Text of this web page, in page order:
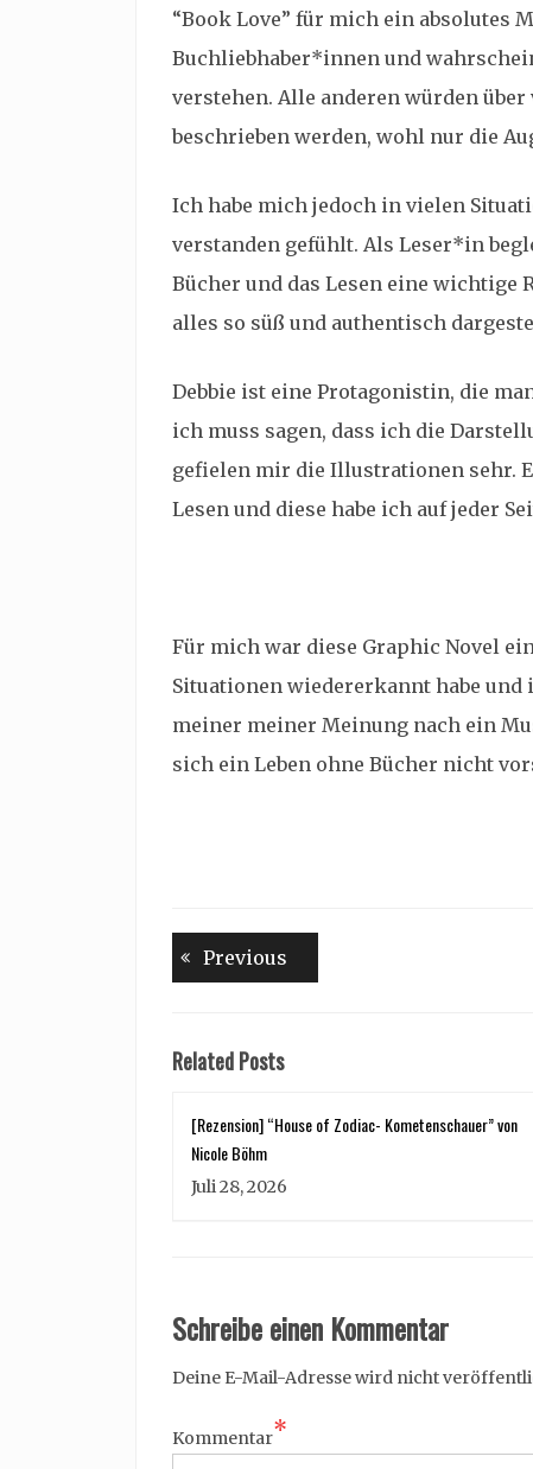
“Book Love” für mich ein absolutes
Buchliebhaber*innen und
verstehen. Alle anderen würden
beschrieben werden, wohl nur die
Ich habe mich jedoch in vielen
verstanden gefühlt. Als Leser*in
Bücher und das Lesen eine wichtige
alles so süß und authentisch
Debbie ist eine Protagonistin, die
ich muss sagen, dass ich die
gefielen mir die Illustrationen sehr.
Lesen und diese habe ich auf jeder
Für mich war diese Graphic Novel
Situationen wiedererkannt habe
meiner meiner Meinung nach ein
sich ein Leben ohne Bücher nicht
Beitragsnavigation
Previous
Related Posts
[Rezension] “House of Zodiac- Kometenschauer” von
Nicole Böhm
Juli 28, 2026
Schreibe einen Kommentar
Deine E-Mail-Adresse wird nicht
Kommentar*